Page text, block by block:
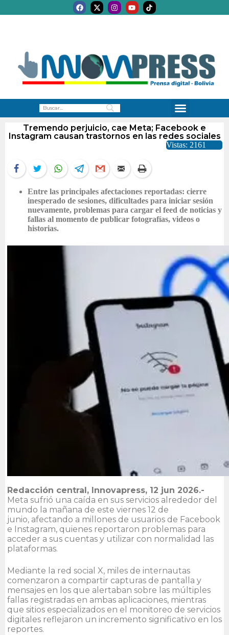
Tremendo perjuicio, cae Meta; Facebook e
Instagram causan trastornos en las redes sociales
Vistas: 2161
Entre las principales afectaciones reportadas: cierre
inesperado de sesiones, dificultades para iniciar sesión
nuevamente, problemas para cargar el feed de noticias y
fallas al momento de publicar fotografías, videos o
historias.
Redacción central, Innovapress, 12 jun 2026.-
Meta sufrió una caída en sus servicios alrededor del
mundo la mañana de este viernes 12 de
junio, afectando a millones de usuarios de Facebook
e Instagram, quienes reportaron problemas para
acceder a sus cuentas y utilizar con normalidad las
plataformas.
Mediante la red social X, miles de internautas
comenzaron a compartir capturas de pantalla y
mensajes en los que alertaban sobre las múltiples
fallas registradas en ambas aplicaciones, mientras
que sitios especializados en el monitoreo de servicios
digitales reflejaron un incremento significativo en los
reportes.